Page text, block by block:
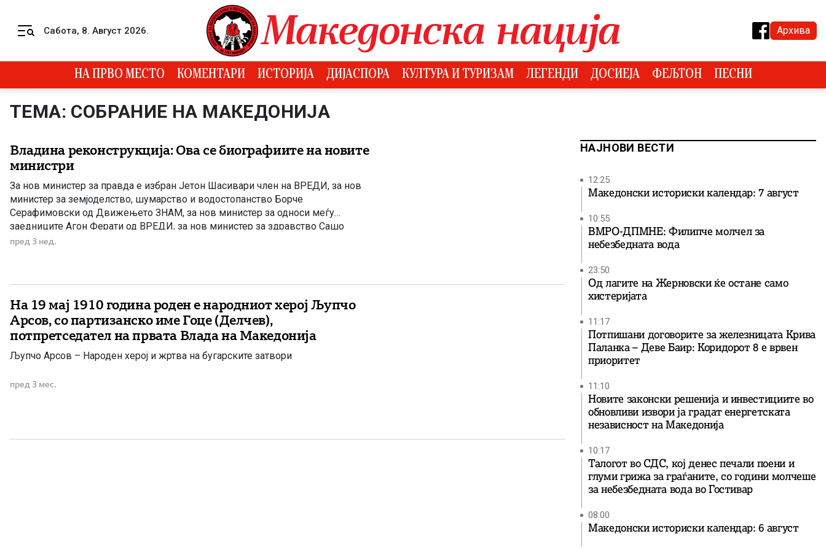
Сабота, 8. Август 2026. Архива
НА ПРВО МЕСТО КОМЕНТАРИ ИСТОРИЈА ДИЈАСПОРА КУЛТУРА И ТУРИЗАМ ЛЕГЕНДИ ДОСИЕЈА ФЕЉТОН ПЕСНИ
ТЕМА: СОБРАНИЕ НА МАКЕДОНИЈА
Владина реконструкција: Ова се биографиите на новите
министри
За нов министер за правда е избран Јетон Шасивари член на ВРЕДИ, за нов
министер за земјоделство, шумарство и водостопанство Борче
Серафимовски од Движењето ЗНАМ, за нов министер за односи меѓу
заедниците Агон Ферати од ВРЕДИ, за нов министер за здравство Сашо
Клековски од ВМРО-ДПМНЕ, за нов министер за туризам и култура Седат
пред 3 нед.
На 19 мај 1910 година роден е народниот херој Љупчо
Арсов, со партизанско име Гоце (Делчев),
потпретседател на првата Влада на Македонија
Љупчо Арсов – Народен херој и жртва на бугарските затвори
пред 3 мес.
НАЈНОВИ ВЕСТИ
12:25
Македонски историски календар: 7 август
10:55
ВМРО-ДПМНЕ: Филипче молчел за
небезбедната вода
23:50
Од лагите на Жерновски ќе остане само
хистеријата
11:17
Потпишани договорите за железницата Крива
Паланка – Деве Баир: Коридорот 8 е врвен
приоритет
11:10
Новите законски решенија и инвестициите во
обновливи извори ја градат енергетската
независност на Македонија
10:17
Талогот во СДС, кој денес печали поени и
глуми грижа за граѓаните, со години молчеше
за небезбедната вода во Гостивар
08:00
Македонски историски календар: 6 август